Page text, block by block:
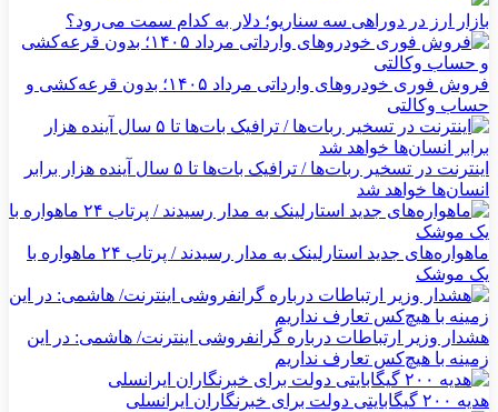
بازار ارز در دوراهی سه سناریو؛ دلار به کدام سمت می‌رود؟
فروش فوری خودروهای وارداتی مرداد ۱۴۰۵؛ بدون قرعه‌کشی و
حساب وکالتی
اینترنت در تسخیر ربات‌ها / ترافیک بات‌ها تا ۵ سال آینده هزار برابر
انسان‌ها خواهد شد
ماهواره‌های جدید استارلینک به مدار رسیدند / پرتاب ۲۴ ماهواره با
یک موشک
هشدار وزیر ارتباطات درباره گرانفروشی اینترنت/ هاشمی: در این
زمینه با هیچ‌کس تعارف نداریم
هدیه ۲۰۰ گیگابایتی دولت برای خبرنگاران ایرانسلی